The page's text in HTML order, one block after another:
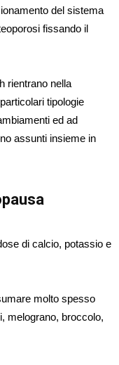
del sistema
fissando il
rientrano nella
tipologie
ed ad
assunti insieme in
di calcio, potassio e
molto spesso
melograno, broccolo,